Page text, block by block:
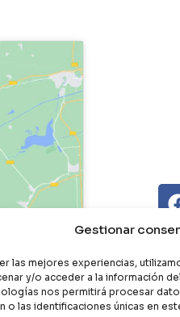
Gestionar
las mejores experiencias,
y/o acceder a la información
nos permitirá procesar
o las identificaciones únicas en